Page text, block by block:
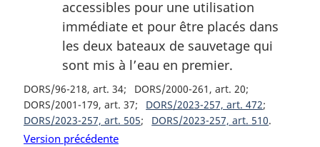
accessibles pour une utilisation
immédiate et pour être placés dans
les deux bateaux de sauvetage qui
sont mis à l’eau en premier.
DORS/96-218, art. 34
DORS/2000-261, art. 20
DORS/2001-179, art. 37
DORS/2023-257, art. 472
DORS/2023-257, art. 505
DORS/2023-257, art. 510
Version précédente